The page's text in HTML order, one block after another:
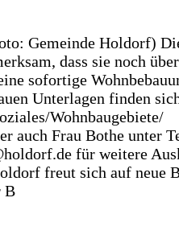
Gemeinde Holdorf)
dass sie noch
sofortige
Unterlagen finden
Wohnbaugebiete/
auch Frau Bothe unter
für weitere
freut sich auf neue
B